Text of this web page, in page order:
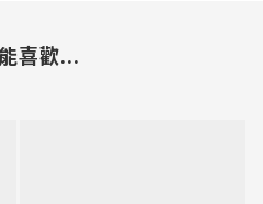
喜歡...